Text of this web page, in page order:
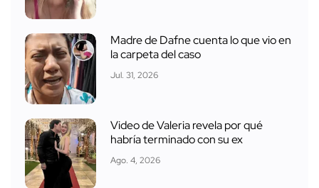
Madre de Dafne cuenta lo que vio en
la carpeta del caso
Jul. 31, 2026
Video de Valeria revela por qué
habría terminado con su ex
Ago. 4, 2026